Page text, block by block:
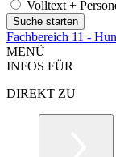
Volltext +
Fachbereich 11 -
MENÜ
INFOS FÜR
DIREKT ZU